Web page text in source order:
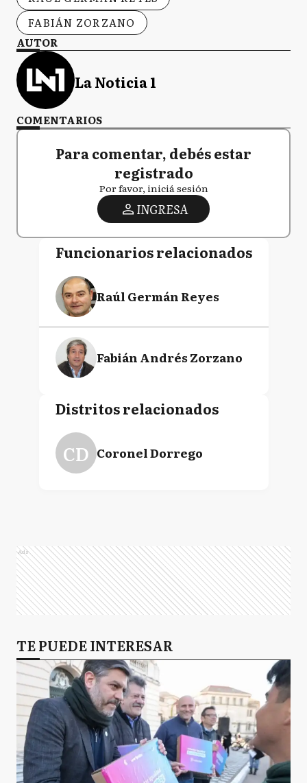
FABIÁN ZORZANO
AUTOR
La Noticia 1
COMENTARIOS
Para comentar, debés estar
registrado
Por favor, iniciá sesión
INGRESA
Funcionarios relacionados
Raúl Germán Reyes
Fabián Andrés Zorzano
Distritos relacionados
CD Coronel Dorrego
Ads
TE PUEDE INTERESAR